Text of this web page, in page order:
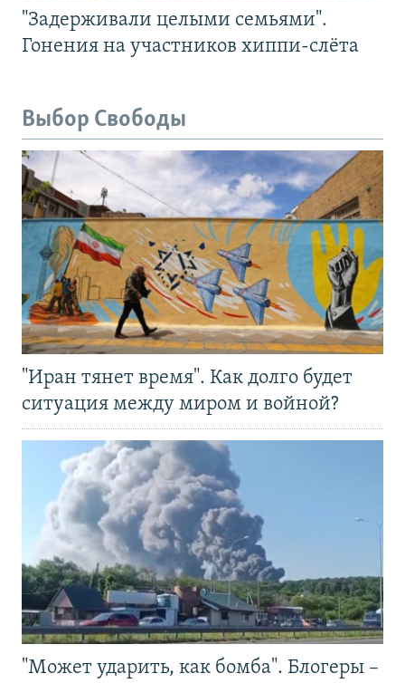
"Задерживали целыми семьями".
Гонения на участников хиппи-слёта
Выбор Свободы
"Иран тянет время". Как долго будет
ситуация между миром и войной?
"Может ударить, как бомба". Блогеры –